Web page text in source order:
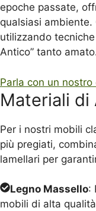
epoche passate,
qualsiasi ambiente.
utilizzando
Antico” tanto
Parla con un
Materiali di
Per i nostri mobili
più pregiati,
lamellari per
Legno Massello:
mobili di alta